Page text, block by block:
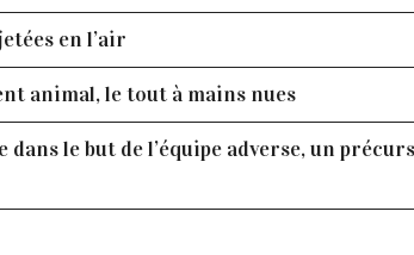
en l’air
animal, le tout à mains nues
le but de l’équipe adverse, un